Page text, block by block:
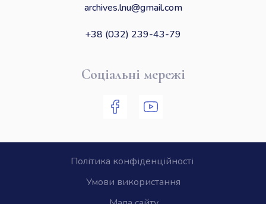
archives.lnu@gmail.com
+38 (032) 239-43-79
Соціальні мережі
Політика конфіденційності
Умови використання